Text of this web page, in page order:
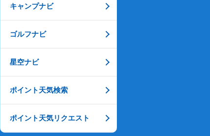
キャンプナビ
ゴルフナビ
星空ナビ
ポイント天気検索
ポイント天気リクエスト